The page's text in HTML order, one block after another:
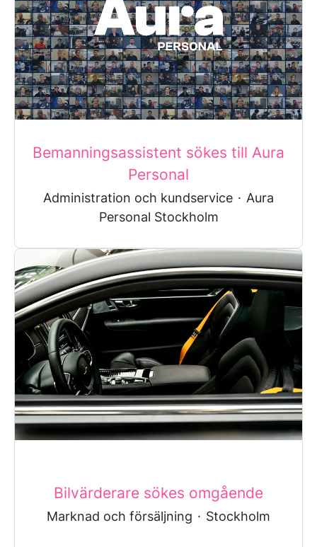
Bemanningsassistent sökes till Aura
Personal
Administration och kundservice · Aura
Personal Stockholm
Bilvärderare sökes omgående
Marknad och försäljning · Stockholm